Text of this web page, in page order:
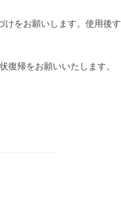
けをお願いします。使用後す
帰をお願いいたします。